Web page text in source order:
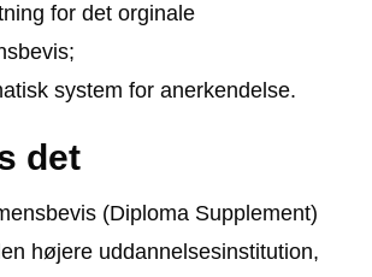
for det orginale
system for anerkendelse.
det
(Diploma Supplement)
højere uddannelsesinstitution,